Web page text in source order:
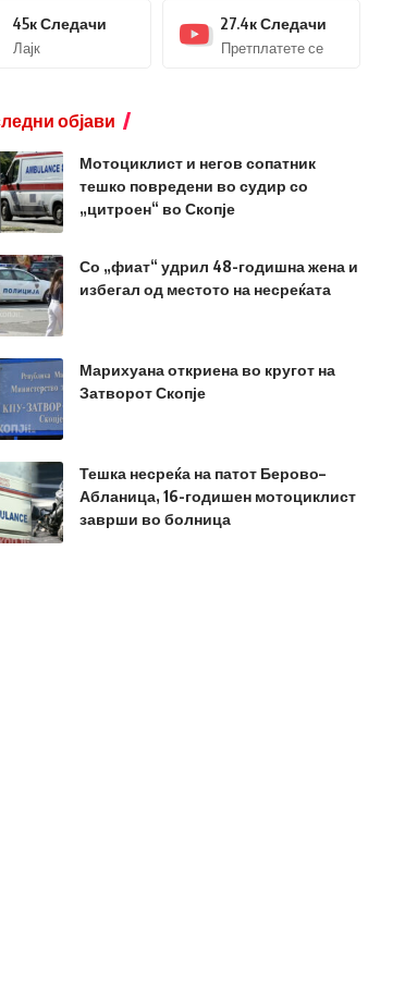
45кСледачи
Лајк
27.4кСледачи
Претплатете се
објави
Мотоциклист и негов сопатник
тешко повредени во судир со
„цитроен“ во Скопје
Со „фиат“ удрил 48-годишна жена и
избегал од местото на несреќата
Марихуана откриена во кругот на
Затворот Скопје
Тешка несреќа на патот Берово–
Абланица, 16-годишен мотоциклист
заврши во болница